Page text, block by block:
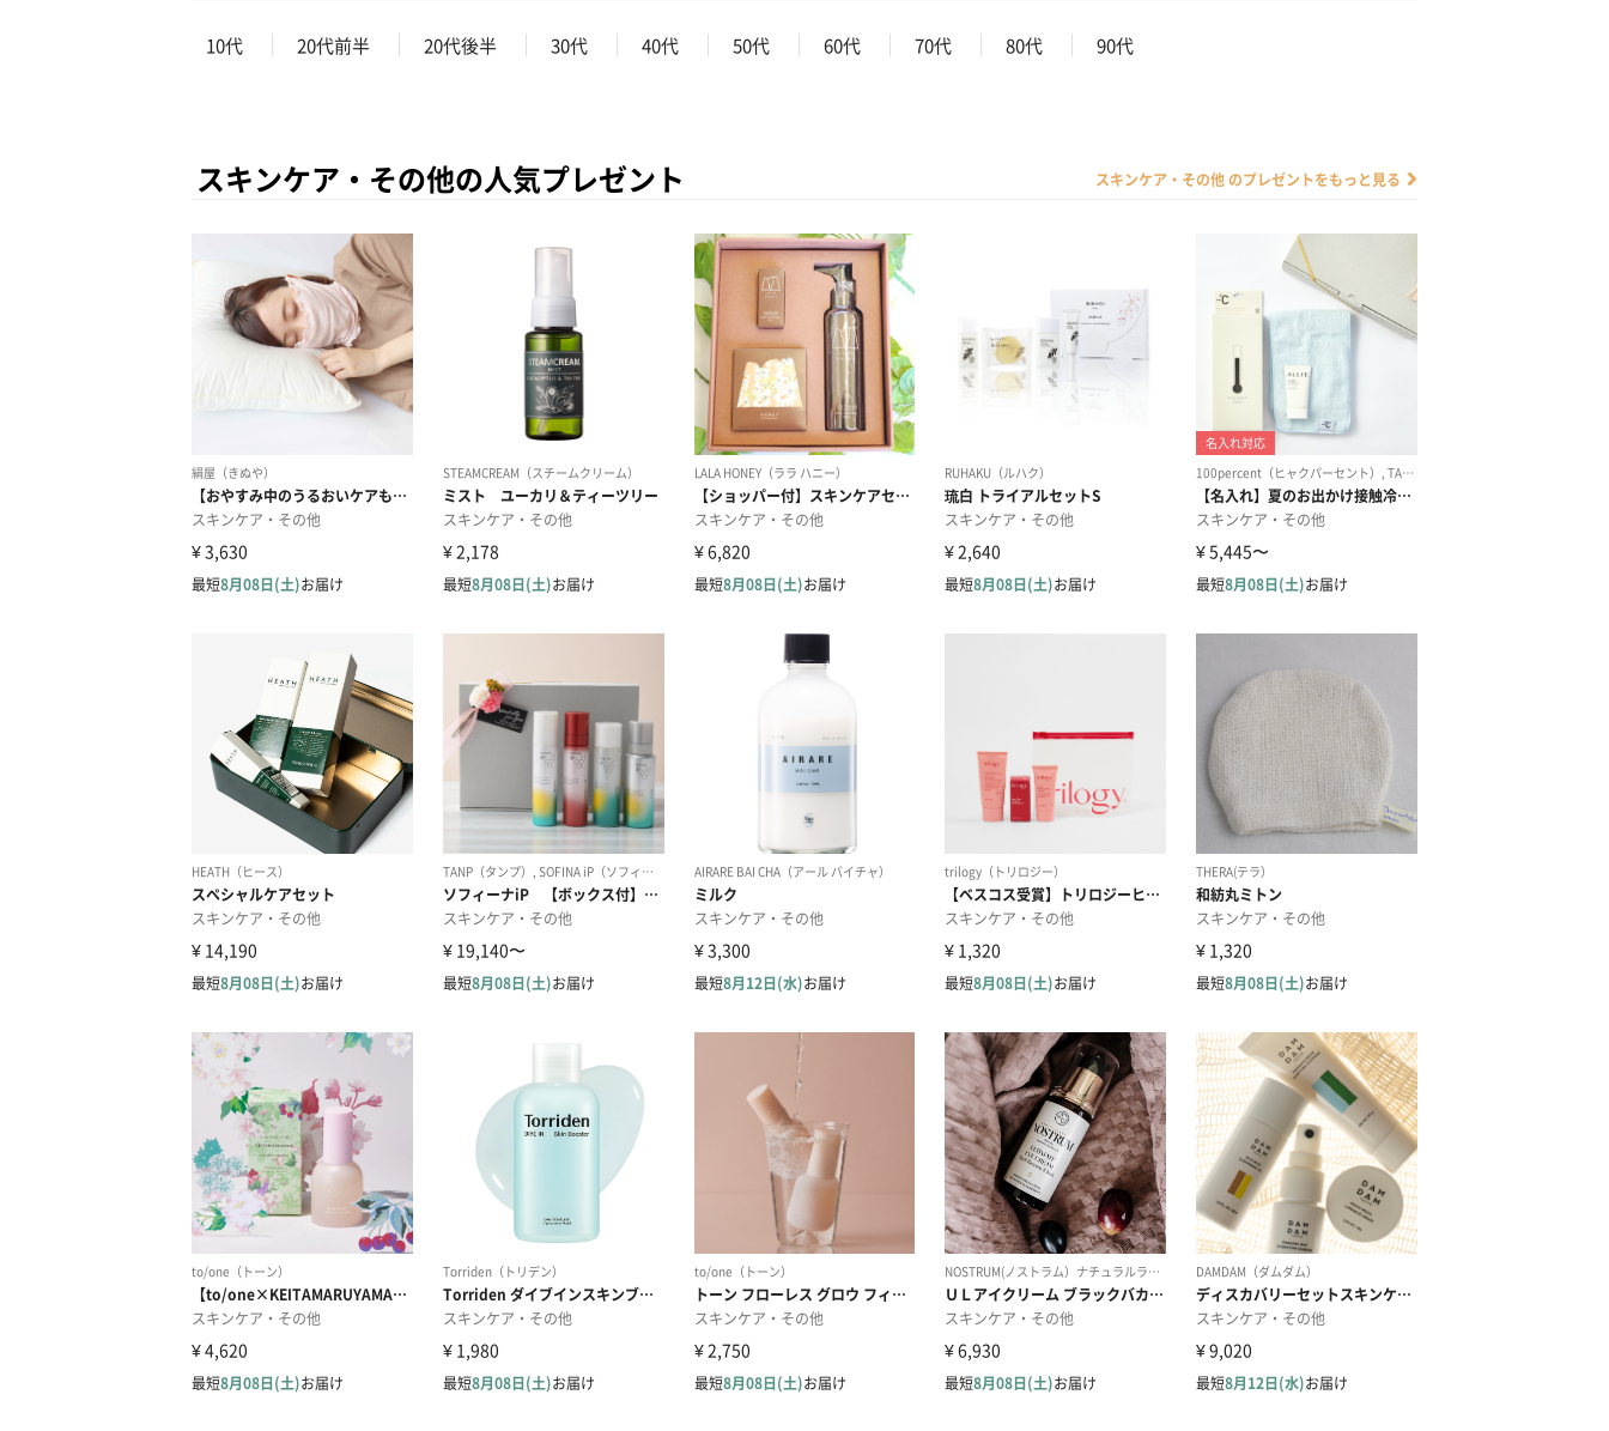
10代 20代前半 20代後半 30代 40代 50代 60代 70代 80代 90代
スキンケア・その他の人気プレゼント スキンケア・その他 のプレゼントをもっと見る